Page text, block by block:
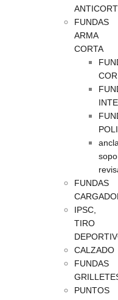
FUNDAS
ARMA
CORTA
FUNDAS
IPSC,
TIRO
CALZADO
FUNDAS
PUNTOS